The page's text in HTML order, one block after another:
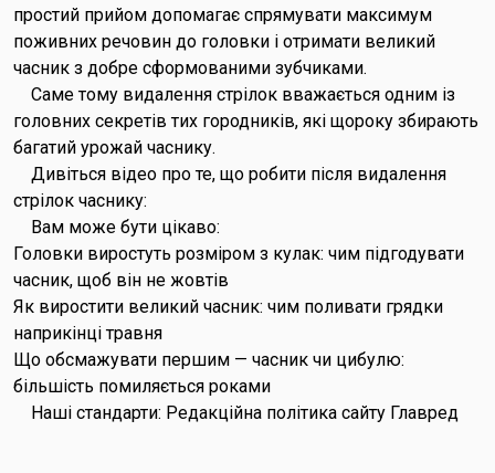
простий прийом допомагає спрямувати максимум
поживних речовин до головки і отримати великий
часник з добре сформованими зубчиками.
Саме тому видалення стрілок вважається одним із
головних секретів тих городників, які щороку збирають
багатий урожай часнику.
Дивіться відео про те, що робити після видалення
стрілок часнику:
Вам може бути цікаво:
Головки виростуть розміром з кулак: чим підгодувати
часник, щоб він не жовтів
Як виростити великий часник: чим поливати грядки
наприкінці травня
Що обсмажувати першим — часник чи цибулю:
більшість помиляється роками
Наші стандарти: Редакційна політика сайту Главред